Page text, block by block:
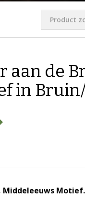
aan de
in
Middeleeuws Motief.